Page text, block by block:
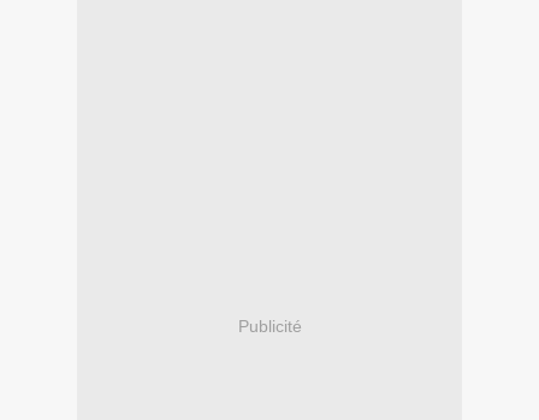
Publicité